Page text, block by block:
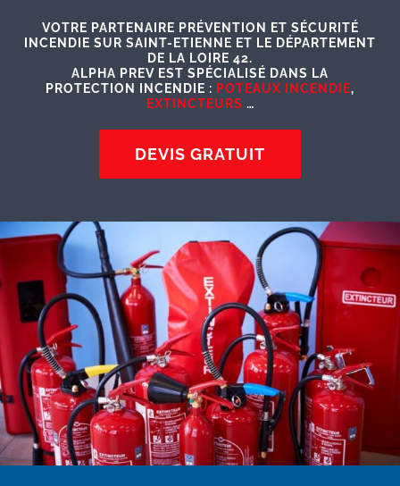
Services
Contact
VOTRE PARTENAIRE PRÉVENTION ET SÉCURITÉ
INCENDIE SUR SAINT-ETIENNE ET LE DÉPARTEMENT
DE LA LOIRE 42.
ALPHA PREV EST SPÉCIALISÉ DANS LA
PROTECTION INCENDIE : POTEAUX INCENDIE,
EXTINCTEURS …
DEVIS GRATUIT